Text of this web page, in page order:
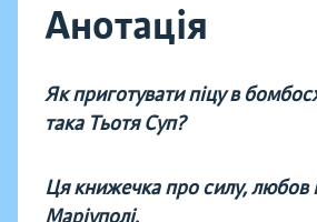
Анотація
Як приготувати піцу в
така Тьотя Суп?
Ця книжечка про силу, любов
Маріуполі.